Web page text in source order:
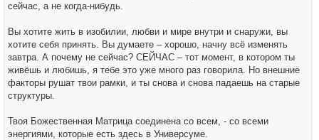
сейчас, а не когда-нибудь.
Вы хотите жить в изобилии, любви и мире внутри и снаружи, вы
хотите себя принять. Вы думаете – хорошо, начну всё изменять
завтра. А почему не сейчас? СЕЙЧАС – тот момент, в котором ты
живёшь и любишь, я тебе это уже много раз говорила. Но внешние
факторы рушат твои рамки, и ты снова и снова падаешь на старые
структуры.
Твоя Божественная Матрица соединена со всем, - со всеми
энергиями, которые есть здесь в Универсуме.